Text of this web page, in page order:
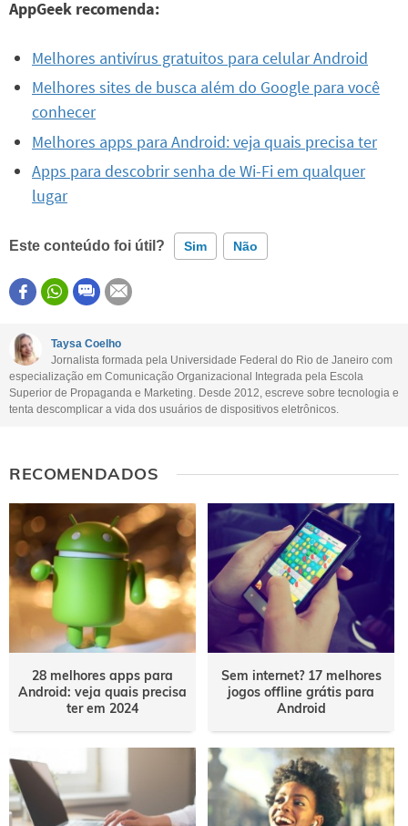
AppGeek recomenda:
Melhores antivírus gratuitos para celular Android
Melhores sites de busca além do Google para você
conhecer
Melhores apps para Android: veja quais precisa ter
Apps para descobrir senha de Wi-Fi em qualquer
lugar
Este conteúdo foi útil? Sim Não
Este conteúdo contém informação incorreta
Este conteúdo não tem a informação que procuro
Outro
Taysa Coelho
Jornalista formada pela Universidade Federal do Rio de Janeiro com
especialização em Comunicação Organizacional Integrada pela Escola
Superior de Propaganda e Marketing. Desde 2012, escreve sobre tecnologia e
tenta descomplicar a vida dos usuários de dispositivos eletrônicos.
RECOMENDADOS
28 melhores apps para
Android: veja quais precisa
ter em 2024
Sem internet? 17 melhores
jogos offline grátis para
Android